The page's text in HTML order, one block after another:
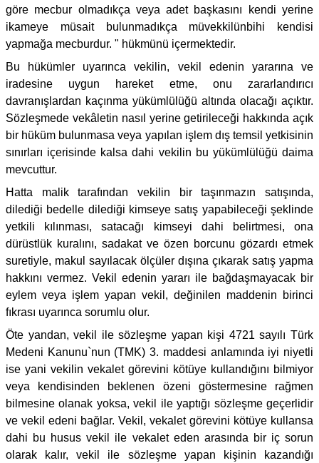
göre mecbur olmadıkça veya adet başkasını kendi yerine
ikameye müsait bulunmadıkça müvekkilünbihi kendisi
yapmağa mecburdur. " hükmünü içermektedir.
Bu hükümler uyarınca vekilin, vekil edenin yararına ve
iradesine uygun hareket etme, onu zararlandırıcı
davranışlardan kaçınma yükümlülüğü altında olacağı açıktır.
Sözleşmede vekâletin nasıl yerine getirileceği hakkında açık
bir hüküm bulunmasa veya yapılan işlem dış temsil yetkisinin
sınırları içerisinde kalsa dahi vekilin bu yükümlülüğü daima
mevcuttur.
Hatta malik tarafından vekilin bir taşınmazın satışında,
dilediği bedelle dilediği kimseye satış yapabileceği şeklinde
yetkili kılınması, satacağı kimseyi dahi belirtmesi, ona
dürüstlük kuralını, sadakat ve özen borcunu gözardı etmek
suretiyle, makul sayılacak ölçüler dışına çıkarak satış yapma
hakkını vermez. Vekil edenin yararı ile bağdaşmayacak bir
eylem veya işlem yapan vekil, değinilen maddenin birinci
fıkrası uyarınca sorumlu olur.
Öte yandan, vekil ile sözleşme yapan kişi 4721 sayılı Türk
Medeni Kanunu`nun (TMK) 3. maddesi anlamında iyi niyetli
ise yani vekilin vekalet görevini kötüye kullandığını bilmiyor
veya kendisinden beklenen özeni göstermesine rağmen
bilmesine olanak yoksa, vekil ile yaptığı sözleşme geçerlidir
ve vekil edeni bağlar. Vekil, vekalet görevini kötüye kullansa
dahi bu husus vekil ile vekalet eden arasında bir iç sorun
olarak kalır, vekil ile sözleşme yapan kişinin kazandığı